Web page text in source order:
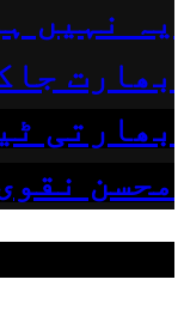
یہ نہیں
بھارت
بھارتی
محسن